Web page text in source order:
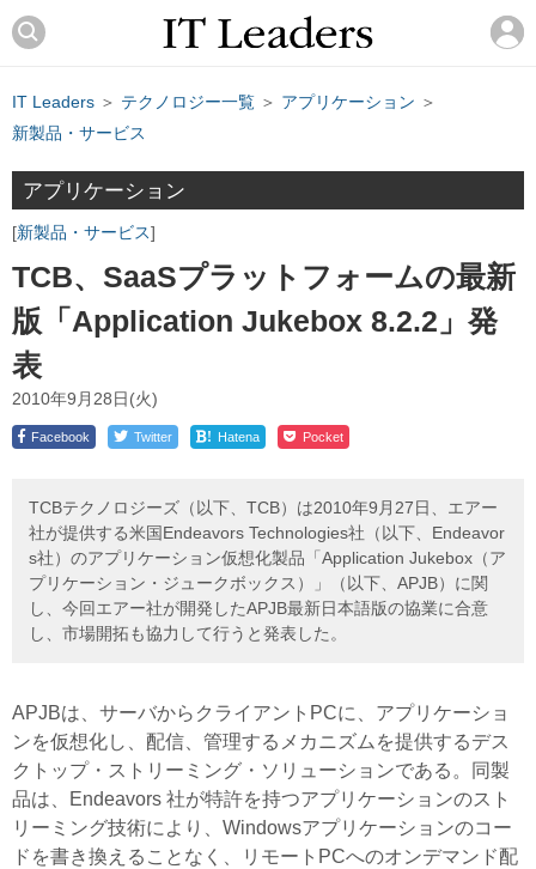
IT Leaders ＞ テクノロジー一覧 ＞ アプリケーション ＞
新製品・サービス
アプリケーション
新製品・サービス
TCB、SaaSプラットフォームの最新
版「Application Jukebox 8.2.2」発
表
2010年9月28日(火)
Facebook Twitter ! Hatena Pocket
TCBテクノロジーズ（以下、TCB）は2010年9月27日、エアー
社が提供する米国Endeavors Technologies社（以下、Endeavor
s社）のアプリケーション仮想化製品「Application Jukebox（ア
プリケーション・ジュークボックス）」（以下、APJB）に関
し、今回エアー社が開発したAPJB最新日本語版の協業に合意
し、市場開拓も協力して行うと発表した。
APJBは、サーバからクライアントPCに、アプリケーショ
ンを仮想化し、配信、管理するメカニズムを提供するデス
クトップ・ストリーミング・ソリューションである。同製
品は、Endeavors 社が特許を持つアプリケーションのスト
リーミング技術により、Windowsアプリケーションのコー
ドを書き換えることなく、リモートPCへのオンデマンド配